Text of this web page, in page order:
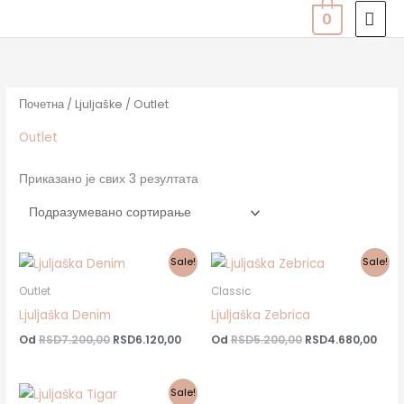
на
0
Почетна /Ljuljaške / Outlet
Outlet
Приказано је свих 3 резултата
Sale!
Outlet
Ljuljaška Denim
OdRSD7.200,00 RSD6.120,00
Sale!
Classic
Ljuljaška Zebrica
Od RSD5.200,00 RSD4.680,00
Sale!